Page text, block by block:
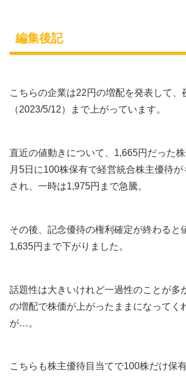
編集後記
こちらの企業は22円の増配を発表して、
（2023/5/12）まで上がっています。
直近の値動きについて、1,665円だった
月5日に100株保有で経営統合株主優待
され、一時は1,975円まで急騰。
その後、記念優待の権利確定が終わると
1,635円まで下がりました。
話題性は大きいけれど一過性のことが多
の増配で株価が上がったままになってく
が…。
こちらも株主優待目当てで100株だけ保